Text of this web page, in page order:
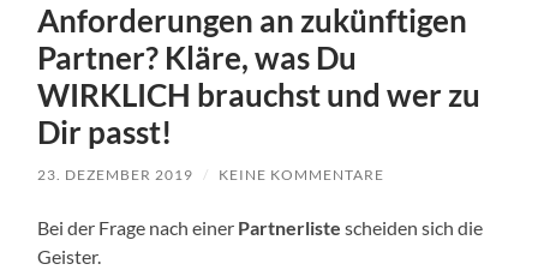
Anforderungen an zukünftigen
Partner? Kläre, was Du
WIRKLICH brauchst und wer zu
Dir passt!
23. DEZEMBER 2019 / KEINE KOMMENTARE
Bei der Frage nach einer Partnerliste scheiden sich die
Geister.